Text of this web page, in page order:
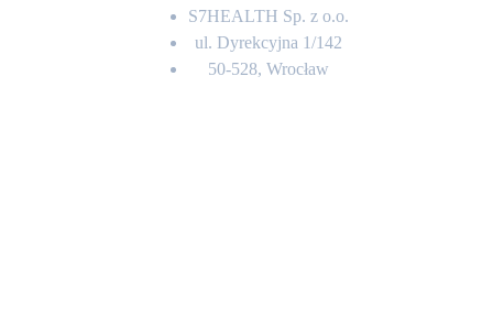
S7HEALTH Sp. z o.o.
ul. Dyrekcyjna 1/142
50-528, Wrocław